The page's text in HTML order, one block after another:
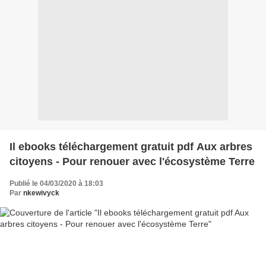
Il ebooks téléchargement gratuit pdf Aux arbres
citoyens - Pour renouer avec l'écosystème Terre
Publié le 04/03/2020 à 18:03
Par nkewivyck